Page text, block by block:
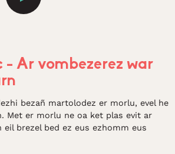
- Ar vombezerez war
bezañ martolodez er morlu, evel he
Met er morlu ne oa ket plas evit ar
eil brezel bed ez eus ezhomm eus